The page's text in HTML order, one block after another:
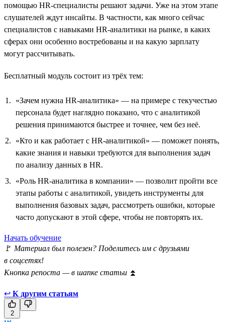
помощью HR-специалисты решают задачи. Уже на этом этапе
слушателей ждут инсайты. В частности, как много сейчас
специалистов с навыками HR-аналитики на рынке, в каких
сферах они особенно востребованы и на какую зарплату
могут рассчитывать.
Бесплатный модуль состоит из трёх тем:
«Зачем нужна HR-аналитика» — на примере с текучестью
персонала будет наглядно показано, что с аналитикой
решения принимаются быстрее и точнее, чем без неё.
«Кто и как работает с HR-аналитикой» — поможет понять,
какие знания и навыки требуются для выполнения задач
по анализу данных в HR.
«Роль HR-аналитика в компании» — позволит пройти все
этапы работы с аналитикой, увидеть инструменты для
выполнения базовых задач, рассмотреть ошибки, которые
часто допускают в этой сфере, чтобы не повторять их.
Начать обучение
🚩 Материал был полезен? Поделитесь им с друзьями
в соцсетях!
Кнопка репоста — в шапке статьи ⏫
↩ К другим статьям
2